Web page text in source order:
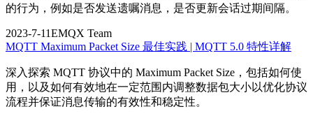
的行为，例如是否发送遗嘱消息，是否更新会话过期间隔。
2023-7-11EMQX Team
MQTT Maximum Packet Size 最佳实践 | MQTT 5.0 特性详解
深入探索 MQTT 协议中的 Maximum Packet Size，包括如何使
用，以及如何有效地在一定范围内调整数据包大小以优化协议
流程并保证消息传输的有效性和稳定性。